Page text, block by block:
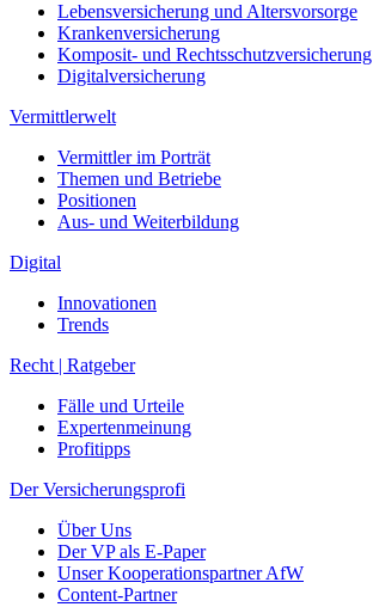
Lebensversicherung und Altersvorsorge
Krankenversicherung
Komposit- und Rechtsschutzversicherung
Digitalversicherung
Vermittlerwelt
Vermittler im Porträt
Themen und Betriebe
Positionen
Aus- und Weiterbildung
Digital
Innovationen
Trends
Recht | Ratgeber
Fälle und Urteile
Expertenmeinung
Profitipps
Der Versicherungsprofi
Über Uns
Der VP als E-Paper
Unser Kooperationspartner AfW
Content-Partner